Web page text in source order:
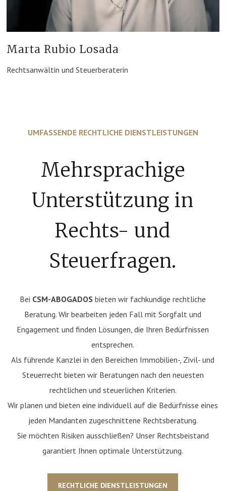
Marta Rubio Losada
Rechtsanwältin und Steuerberaterin
UMFASSENDE RECHTLICHE DIENSTLEISTUNGEN
Mehrsprachige
Unterstützung in
Rechts- und
Steuerfragen.
Bei CSM-ABOGADOS bieten wir fachkundige rechtliche
Beratung. Wir bearbeiten jeden Fall mit Sorgfalt und
Engagement und finden Lösungen, die Ihren Bedürfnissen
entsprechen.
Als führende Kanzlei in den Bereichen Immobilien-, Zivil- und
Steuerrecht bieten wir Beratungen nach den neuesten
rechtlichen und steuerlichen Kriterien.
Wir planen und bieten eine individuell auf die Bedürfnisse eines
jeden Mandanten zugeschnittene Rechtsberatung.
Sie möchten Risiken ausschließen? Unser Rechtsbeistand
garantiert Ihnen optimale Unterstützung.
RECHTLICHE DIENSTLEISTUNGEN